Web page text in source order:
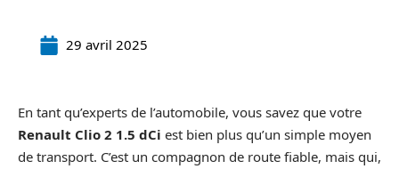
29 avril 2025
En tant qu’experts de l’automobile, vous savez que votre
Renault Clio 2 1.5 dCi est bien plus qu’un simple moyen
de transport. C’est un compagnon de route fiable, mais qui,